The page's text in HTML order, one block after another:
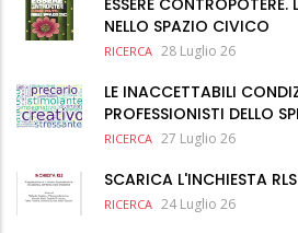
NELLO SPAZIO CIVICO
RICERCA 28 Luglio 26
LE INACCETTABILI
PROFESSIONISTI DELLO
RICERCA 27 Luglio 26
SCARICA L'INCHIESTA RLS
RICERCA 24 Luglio 26